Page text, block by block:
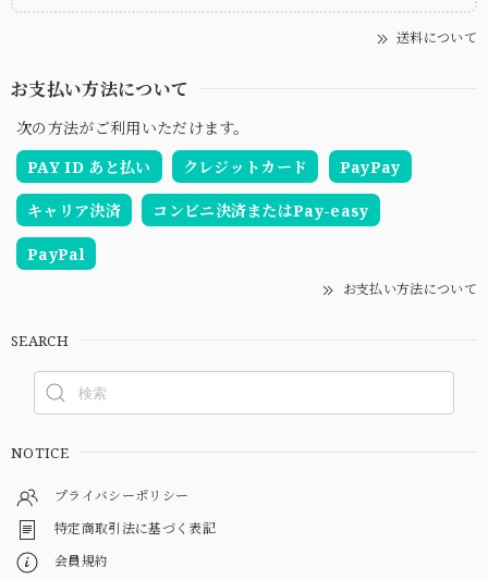
送料について
お支払い方法について
次の方法がご利用いただけます。
PAY ID あと払い
クレジットカード PayPay
キャリア決済 コンビニ決済またはPay-easy
PayPal
お支払い方法について
SEARCH
NOTICE
プライバシーポリシー
特定商取引法に基づく表記
会員規約